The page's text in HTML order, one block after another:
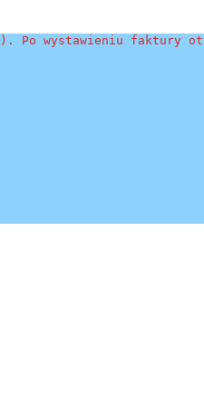
Po wystawieniu faktury